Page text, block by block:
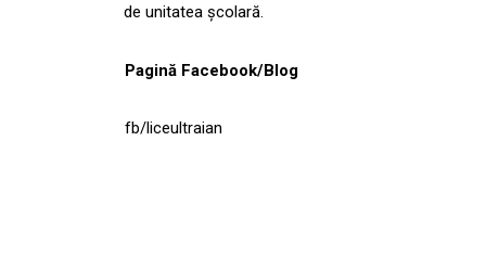
de unitatea școlară.
Pagină Facebook/Blog
fb/liceultraian